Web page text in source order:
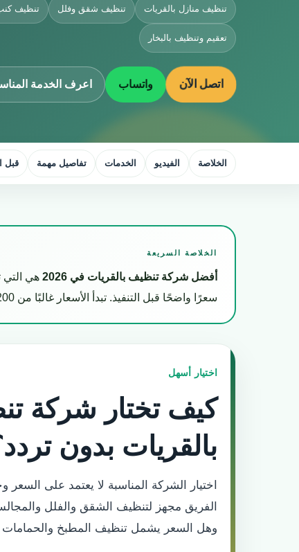
تنظيف منازل بالقريات تنظيف شقق وفلل تنظيف
تعقيم وتنظيف بالبخار
اتصل الآن واتساب اعرف الخدمة
الخلاصة الفيديو الخدمات تفاصيل مهمة قبل
الخلاصة السريعة
أفضل شركة تنظيف بالقريات في 2026
هي التي
سعرًا واضحًا قبل التنفيذ. تبدأ الأسعار غالبًا من 200 ريال للشقق الصغيرة وتزيد حسب المساحة والخدمات المطلوبة.
اختيار أسهل
كيف تختار شركة
بالقريات بدون
اختيار الشركة المناسبة لا يعتمد على
الفريق مجهز لتنظيف الشقق والفلل
وهل السعر يشمل تنظيف المطبخ والحمامات